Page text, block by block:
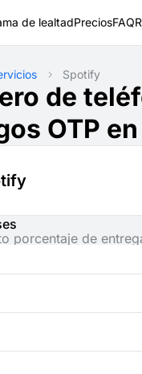
de lealtadPreciosFAQ
Spotify
de
OTP
porcentaje de